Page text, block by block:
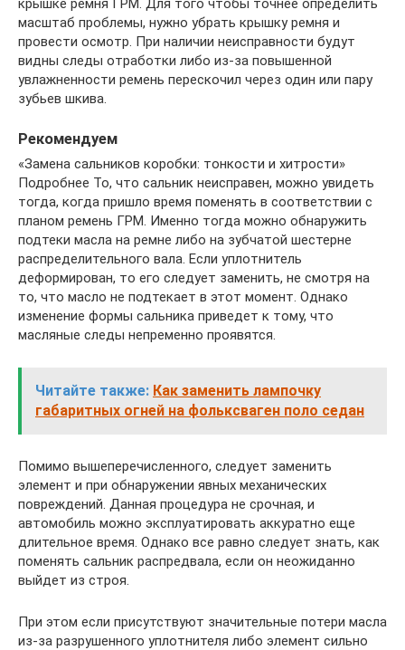
крышке ремня ГРМ. Для того чтобы точнее определить
масштаб проблемы, нужно убрать крышку ремня и
провести осмотр. При наличии неисправности будут
видны следы отработки либо из-за повышенной
увлажненности ремень перескочил через один или пару
зубьев шкива.
Рекомендуем
«Замена сальников коробки: тонкости и хитрости»
Подробнее То, что сальник неисправен, можно увидеть
тогда, когда пришло время поменять в соответствии с
планом ремень ГРМ. Именно тогда можно обнаружить
подтеки масла на ремне либо на зубчатой шестерне
распределительного вала. Если уплотнитель
деформирован, то его следует заменить, не смотря на
то, что масло не подтекает в этот момент. Однако
изменение формы сальника приведет к тому, что
масляные следы непременно проявятся.
Читайте также: Как заменить лампочку
габаритных огней на фольксваген поло седан
Помимо вышеперечисленного, следует заменить
элемент и при обнаружении явных механических
повреждений. Данная процедура не срочная, и
автомобиль можно эксплуатировать аккуратно еще
длительное время. Однако все равно следует знать, как
поменять сальник распредвала, если он неожиданно
выйдет из строя.
При этом если присутствуют значительные потери масла
из-за разрушенного уплотнителя либо элемент сильно